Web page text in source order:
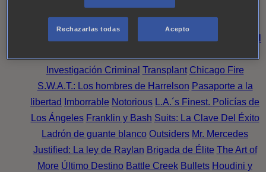
Wild Bill Mentes Criminales
Investigación Criminal Transplant Chicago Fire
S.W.A.T.: Los hombres de Harrelson Pasaporte a la
libertad
Imborrable Notorious L.A.´s Finest. Policías de
Los Ángeles Franklin y Bash Suits: La Clave Del Éxito
Ladrón de guante blanco Outsiders Mr. Mercedes
Justified: La ley de Raylan Brigada de Élite The Art of
More Último Destino Battle Creek Bullets Houdini y
Rechazarlas todas Acepto